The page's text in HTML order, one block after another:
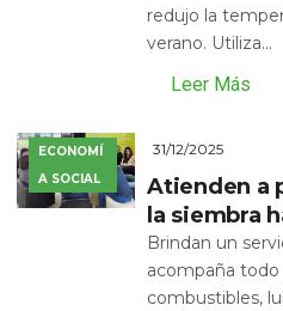
redujo la
verano. Utiliza...
Leer Más
ECONOMÍ
A SOCIAL
31/12/2025
Atienden a
la siembra
Brindan un
acompaña
combustibles,